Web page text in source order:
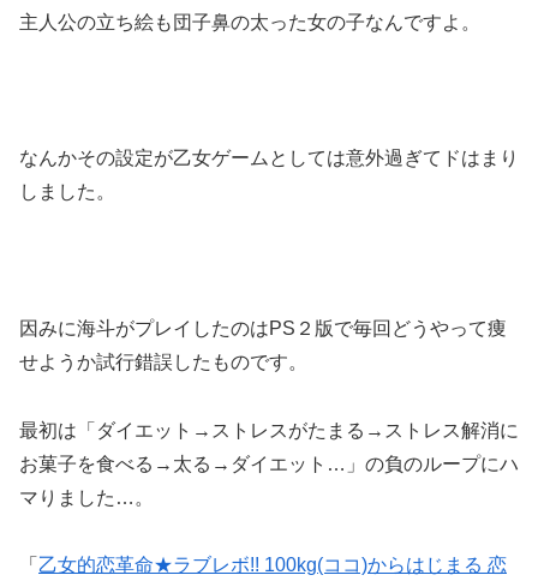
主人公の立ち絵も団子鼻の太った女の子なんですよ。
なんかその設定が乙女ゲームとしては意外過ぎてドはまり
しました。
因みに海斗がプレイしたのはPS２版で毎回どうやって痩
せようか試行錯誤したものです。
最初は「ダイエット→ストレスがたまる→ストレス解消に
お菓子を食べる→太る→ダイエット…」の負のループにハ
マりました…。
「 乙女的恋革命★ラブレボ!! 100kg(ココ)からはじまる 恋